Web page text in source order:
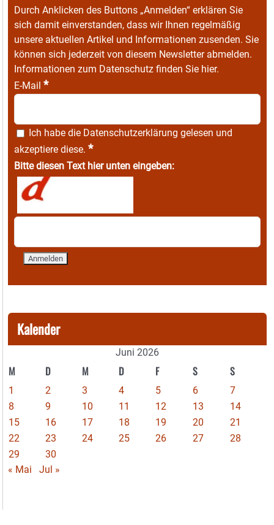
Durch Anklicken des Buttons „Anmelden“ erklären Sie
sich damit einverstanden, dass wir Ihnen regelmäßig
unsere aktuellen Artikel und Informationen zusenden. Sie
können sich jederzeit von diesem Newsletter abmelden.
Informationen zum Datenschutz finden Sie hier.
E-Mail *
Ich habe die Datenschutzerklärung gelesen und
akzeptiere diese. *
Bitte diesen Text hier unten eingeben:
Kalender
Juni 2026
M D M D F S S
1 2 3 4 5 6
7
8
9 10 11 12 13
14
15
16 17 18 19 20
21
22
23 24 25 26 27
28
29
30
« Mai
Jul »